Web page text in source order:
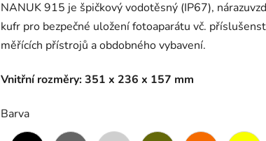
NANUK 915 je špičkový vodotěsný (IP67),
kufr pro bezpečné uložení fotoaparátu vč.
měřících přístrojů a obdobného vybavení.
Vnitřní rozměry: 351 x 236 x 157 mm
Barva